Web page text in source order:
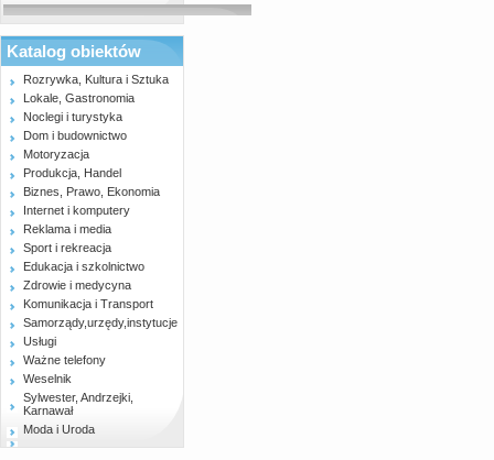
Katalog obiektów
Rozrywka, Kultura i Sztuka
Lokale, Gastronomia
Noclegi i turystyka
Dom i budownictwo
Motoryzacja
Produkcja, Handel
Biznes, Prawo, Ekonomia
Internet i komputery
Reklama i media
Sport i rekreacja
Edukacja i szkolnictwo
Zdrowie i medycyna
Komunikacja i Transport
Samorządy,urzędy,instytucje
Usługi
Ważne telefony
Weselnik
Sylwester, Andrzejki,
Karnawał
Moda i Uroda